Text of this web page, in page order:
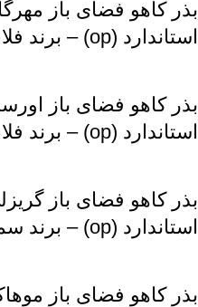
استاندارد (op) – برند فلات Flat
استاندارد (op) – برند فلات Flat
بذر کاهو فضای باز
استاندارد (op) – برند سمینس Seminis
بذر کاهو فضای باز